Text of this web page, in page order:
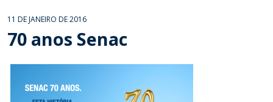
11 DE JANEIRO DE 2016
70 anos Senac